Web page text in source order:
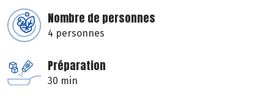
Nombre de personnes
4 personnes
Préparation
30 min